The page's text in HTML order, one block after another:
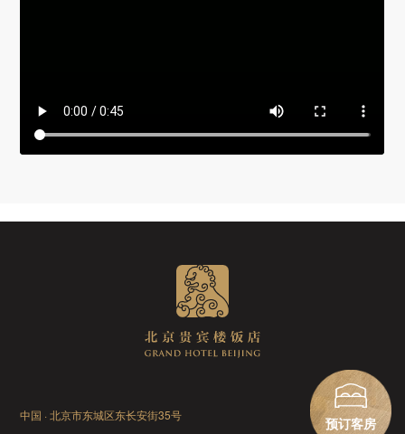
中国 · 北京市东城区东长安街35号 预订客房